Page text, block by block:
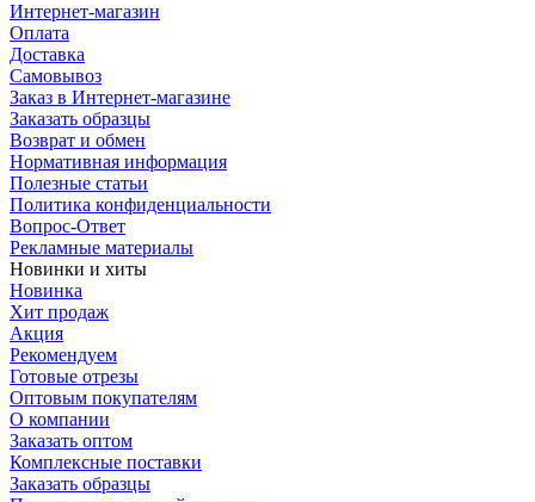
Интернет-магазин
Оплата
Доставка
Самовывоз
Заказ в Интернет-магазине
Заказать образцы
Возврат и обмен
Нормативная информация
Полезные статьи
Политика конфиденциальности
Вопрос-Ответ
Рекламные материалы
Новинки и хиты
Новинка
Хит продаж
Акция
Рекомендуем
Готовые отрезы
Оптовым покупателям
О компании
Заказать оптом
Комплексные поставки
Заказать образцы